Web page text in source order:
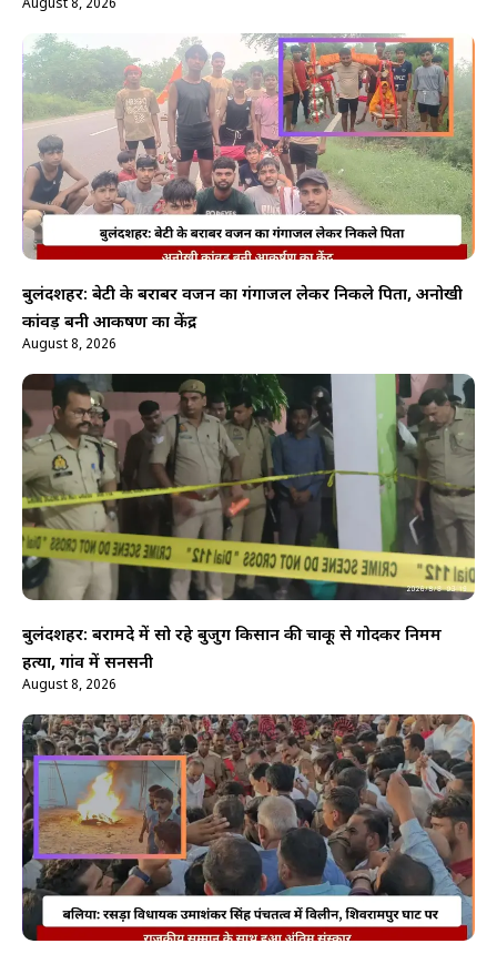
August 8, 2026
बुलंदशहर: बेटी के बराबर वजन का गंगाजल लेकर निकले पिता, अनोखी
कांवड़ बनी आकर्षण का केंद्र
August 8, 2026
बुलंदशहर: बरामदे में सो रहे बुजुर्ग किसान की चाकू से गोदकर निर्मम
हत्या, गांव में सनसनी
August 8, 2026